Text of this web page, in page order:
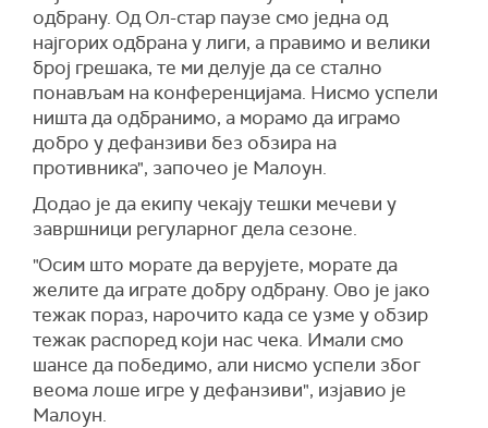
одбрану. Од Ол-стар паузе смо једна од
најгорих одбрана у лиги, а правимо и велики
број грешака, те ми делује да се стално
понављам на конференцијама. Нисмо успели
ништа да одбранимо, а морамо да играмо
добро у дефанзиви без обзира на
противника", започео је Малоун.
Додао је да екипу чекају тешки мечеви у
завршници регуларног дела сезоне.
"Осим што морате да верујете, морате да
желите да играте добру одбрану. Ово је јако
тежак пораз, нарочито када се узме у обзир
тежак распоред који нас чека. Имали смо
шансе да победимо, али нисмо успели због
веома лоше игре у дефанзиви", изјавио је
Малоун.